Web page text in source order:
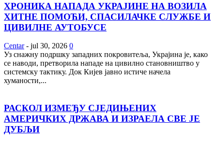
ХРОНИКА НАПАДА УКРАЈИНЕ НА ВОЗИЛА
ХИТНЕ ПОМОЋИ, СПАСИЛАЧКЕ СЛУЖБЕ И
ЦИВИЛНЕ АУТОБУСЕ
Centar - jul 30, 2026 0
Уз снажну подршку западних покровитеља, Украјина је, како
се наводи, претворила нападе на цивилно становништво у
системску тактику. Док Кијев јавно истиче начела
хуманости,...
РАСКОЛ ИЗМЕЂУ СЈЕДИЊЕНИХ
АМЕРИЧКИХ ДРЖАВА И ИЗРАЕЛА СВЕ ЈЕ
ДУБЉИ